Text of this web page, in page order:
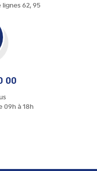
lignes 62, 95
00
09h à 18h